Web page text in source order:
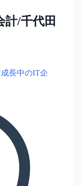
計/千代田
長中のIT企